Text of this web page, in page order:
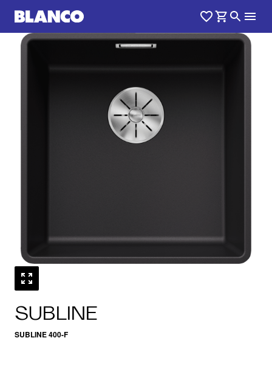
SUBLINE
SUBLINE 400-F
1 0